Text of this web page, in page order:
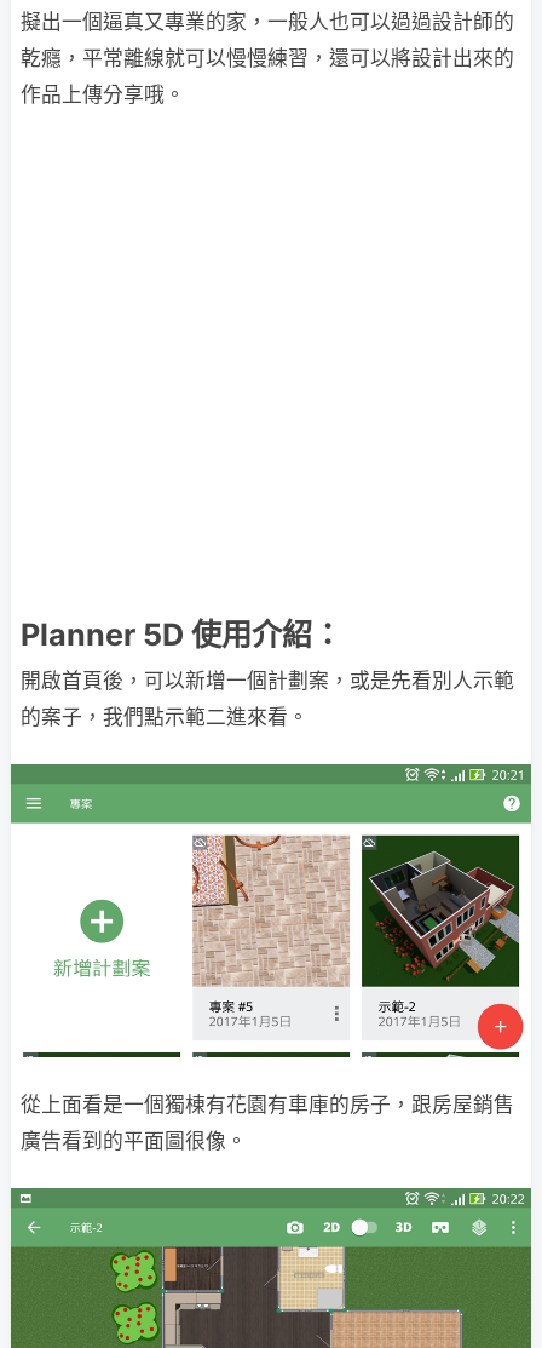
擬出一個逼真又專業的家，一般人也可以過過設計師的
乾癮，平常離線就可以慢慢練習，還可以將設計出來的
作品上傳分享哦。
Planner 5D 使用介紹：
開啟首頁後，可以新增一個計劃案，或是先看別人示範
的案子，我們點示範二進來看。
從上面看是一個獨棟有花園有車庫的房子，跟房屋銷售
廣告看到的平面圖很像。